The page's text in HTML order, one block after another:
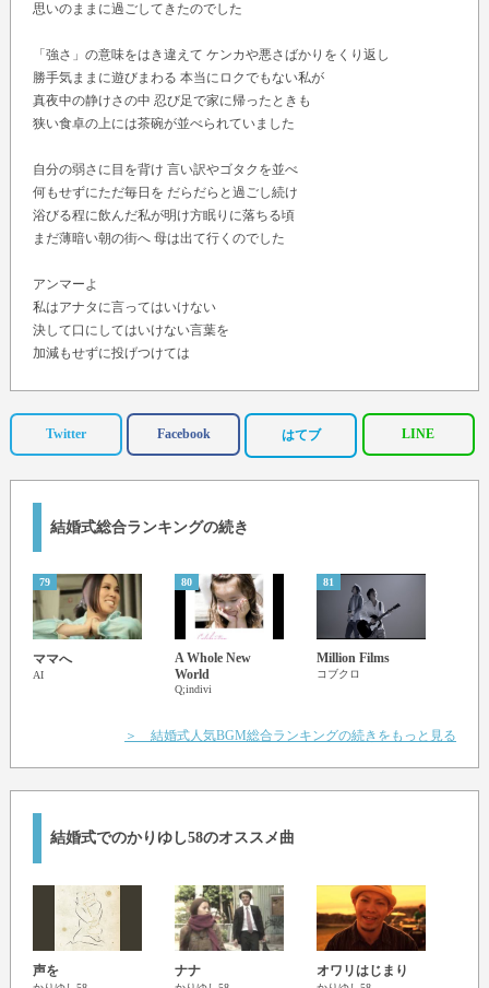
思いのままに過ごしてきたのでした
「強さ」の意味をはき違えて ケンカや悪さばかりをくり返し
勝手気ままに遊びまわる 本当にロクでもない私が
真夜中の静けさの中 忍び足で家に帰ったときも
狭い食卓の上には茶碗が並べられていました
自分の弱さに目を背け 言い訳やゴタクを並べ
何もせずにただ毎日を だらだらと過ごし続け
浴びる程に飲んだ私が明け方眠りに落ちる頃
まだ薄暗い朝の街へ 母は出て行くのでした
アンマーよ
私はアナタに言ってはいけない
決して口にしてはいけない言葉を
加減もせずに投げつけては
アナタはそれでも変わることなく
アナタの背中に員われながら 眺めた八重瀬岳の夕陽は
度が過ぎるほどの頑固さも わがままも卑怯な嘘もすべて
すべてを包み込むような 愛がそこにはありました
アナタのもとに生れ落ちたことは
こんなにも幸せだった 今頃ようやく気付きました
春先の穏やかな朝に 新しい命が生まれました
アナタの様によく笑う 宝石みたいな女の子
「優しさの中に凛々しさを秘めた人」になるようにと願い
アナタの一番好きな あの花の名前を付けました
Twitter Facebook はてブ LINE
結婚式総合ランキングの続き
79
ママへ
AI
80
A Whole New
World
Q;indivi
81
Million Films
コブクロ
＞ 結婚式人気BGM総合ランキングの続きをもっと見る
結婚式でのかりゆし58のオススメ曲
声を ナナ オワリはじまり